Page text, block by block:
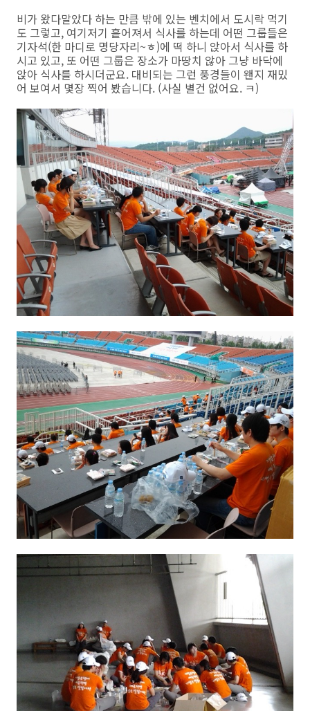
비가 왔다말았다 하는 만큼 밖에 있는 벤치에서 도시락 먹기
도 그렇고, 여기저기 흩어져서 식사를 하는데 어떤 그룹들은
기자석(한 마디로 명당자리~ㅎ)에 떡 하니 앉아서 식사를 하
시고 있고, 또 어떤 그룹은 장소가 마땅치 않아 그냥 바닥에
앉아 식사를 하시더군요. 대비되는 그런 풍경들이 왠지 재밌
어 보여서 몇장 찍어 봤습니다. (사실 별건 없어요. ㅋ)